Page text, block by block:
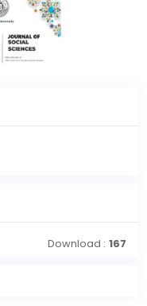
Download : 167